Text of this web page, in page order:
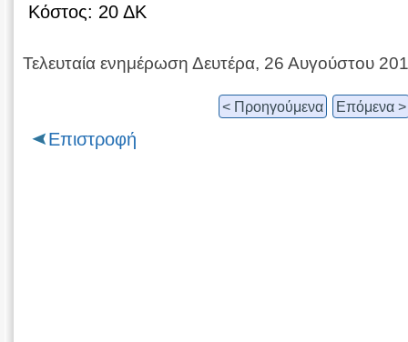
Κόστος: 20 ΔΚ
Τελευταία ενημέρωση Δευτέρα, 26 Αυγούστου
< Προηγούμενα Επόμενα >
Επιστροφή